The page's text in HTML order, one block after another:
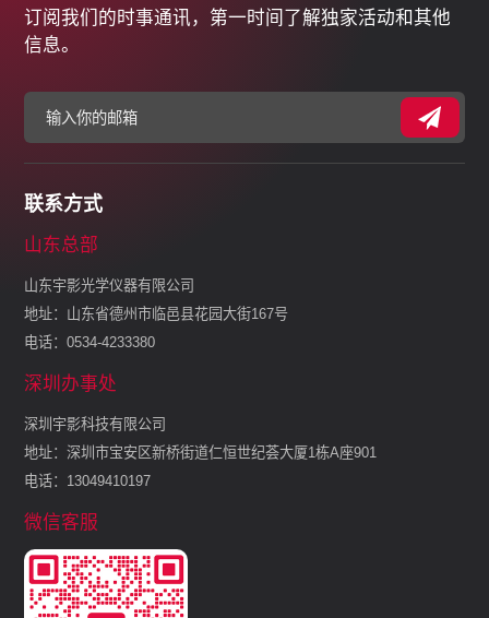
订阅我们的时事通讯，第一时间了解独家活动和其他
信息。
联系方式
山东总部
山东宇影光学仪器有限公司
地址：山东省德州市临邑县花园大街167号
电话：0534-4233380
深圳办事处
深圳宇影科技有限公司
地址：深圳市宝安区新桥街道仁恒世纪荟大厦1栋A座901
电话：13049410197
微信客服